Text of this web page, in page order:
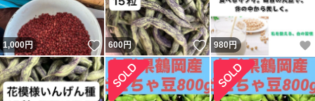
1,000円 いいね！
600円 いいね！
980円